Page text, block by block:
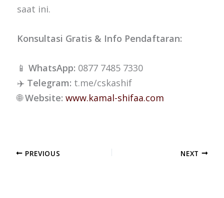
saat ini.
Konsultasi Gratis & Info Pendaftaran:
📱 WhatsApp: 0877 7485 7330
✈️ Telegram: t.me/cskashif
🌐Website: www.kamal-shifaa.com
PREVIOUS NEXT